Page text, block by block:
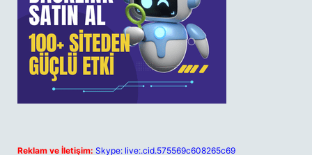
Reklam ve İletişim: Skype: live:.cid.575569c608265c69